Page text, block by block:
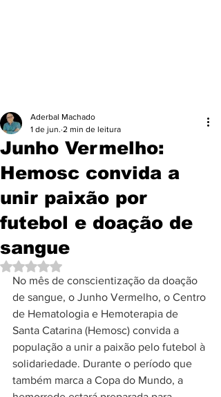
Junho Vermelho:
Hemosc convida a
unir paixão por
futebol e doação de
sangue
Aderbal Machado
1 de jun. 2 min de leitura
Avaliado com NaN de 5 estrelas.
No mês de conscientização da doação
de sangue, o Junho Vermelho, o Centro
de Hematologia e Hemoterapia de
Santa Catarina (Hemosc) convida a
população a unir a paixão pelo futebol à
solidariedade. Durante o período que
também marca a Copa do Mundo, a